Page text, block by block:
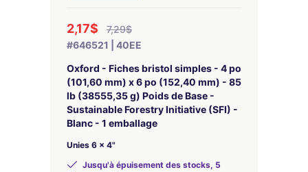
2,17$
7,29$
#646521 | 40EE
Oxford - Fiches bristol simples - 4 po
(101,60 mm) x 6 po (152,40 mm) - 85
lb (38555,35 g) Poids de Base -
Sustainable Forestry Initiative (SFI) -
Blanc - 1 emballage
Unies 6 x 4"
Jusqu'à épuisement des stocks, 5